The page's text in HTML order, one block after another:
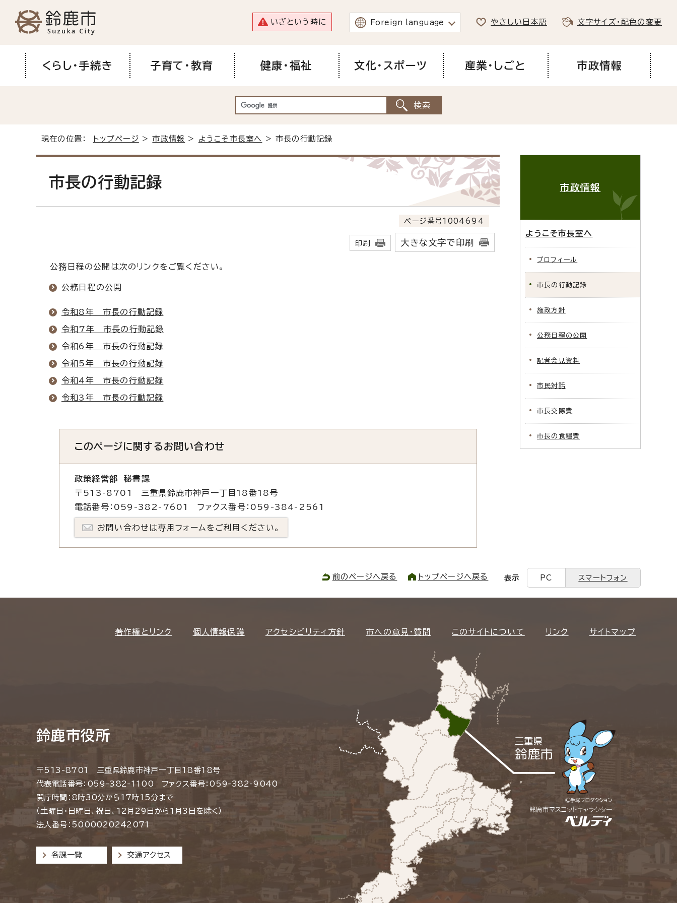
いざという時に Foreign language やさしい日本語 文字サイズ・配色の変更
くらし・手続き 子育て・教育 健康・福祉 文化・スポーツ 産業・しごと 市政情報
現在の位置： トップページ >市政情報 > ようこそ市長室へ > 市長の行動記録
市長の行動記録
ページ番号1004694
印刷 大きな文字で印刷
公務日程の公開は次のリンクをご覧ください。
公務日程の公開
令和8年 市長の行動記録
令和7年 市長の行動記録
令和6年 市長の行動記録
令和5年 市長の行動記録
令和4年 市長の行動記録
令和3年 市長の行動記録
このページに関するお問い合わせ
政策経営部 秘書課
〒513-8701 三重県鈴鹿市神戸一丁目18番18号
電話番号：059-382-7601 ファクス番号：059-384-2561
お問い合わせは専用フォームをご利用ください。
市政情報
ようこそ市長室へ
プロフィール
市長の行動記録
施政方針
公務日程の公開
記者会見資料
市民対話
市長交際費
市長の食糧費
前のページへ戻る トップページへ戻る 表示 PC スマートフォン
著作権とリンク 個人情報保護 アクセシビリティ方針 市への意見・質問 このサイトについて リンク サイトマップ
鈴鹿市役所
〒513-8701 三重県鈴鹿市神戸一丁目18番18号
代表電話番号：059-382-1100 ファクス番号：059-382-9040
開庁時間：8時30分から17時15分まで
（土曜日・日曜日、祝日、12月29日から1月3日を除く）
法人番号：5000020242071
各課一覧 交通アクセス